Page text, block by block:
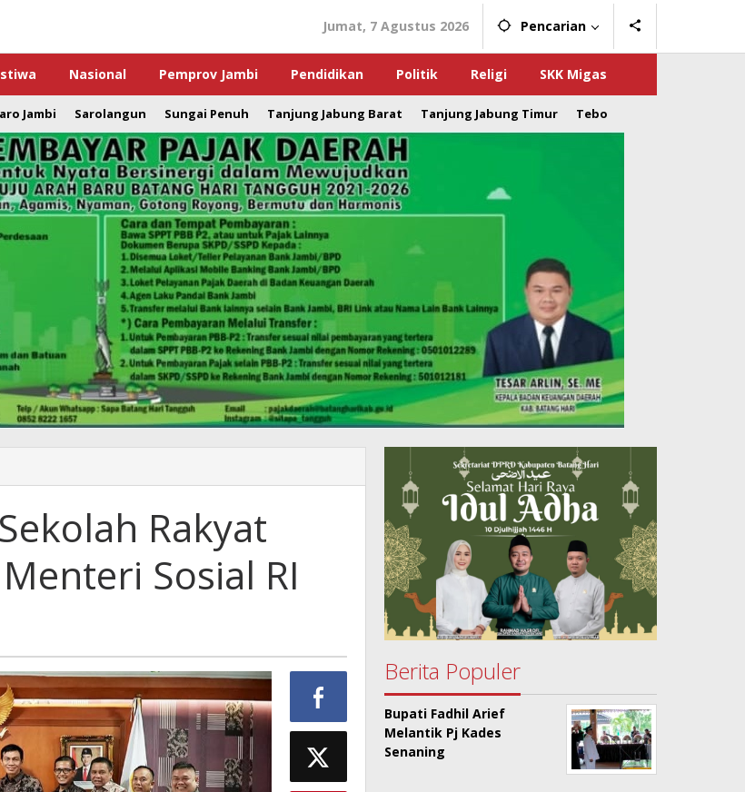
Jumat, 7 Agustus 2026 Pencarian
Nasional Pemprov Jambi Pendidikan Politik Religi SKK Migas
Jambi Sarolangun Sungai Penuh Tanjung Jabung Barat Tanjung Jabung Timur Tebo
Rakyat
Sosial RI
Berita Populer
Bupati Fadhil Arief
Melantik Pj Kades
Senaning